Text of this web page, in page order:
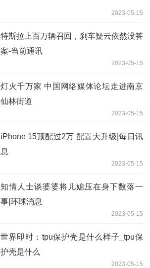
2023-05-15
特斯拉上百万辆召回，刹车疑云依然没答
案-当前通讯
2023-05-15
灯火千万家 中国网络媒体论坛走进南京
仙林街道
2023-05-15
iPhone 15顶配过2万 配置大升级|每日讯
息
2023-05-15
知情人士谈婆婆将儿媳压在身下数落一
事|环球消息
2023-05-15
世界即时：tpu保护壳是什么样子_tpu保
护壳是什么
2023-05-15